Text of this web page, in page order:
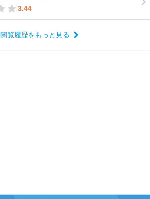
3.44
閲覧履歴をもっと見る